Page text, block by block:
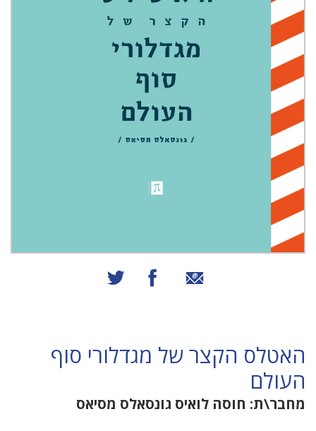
שיתוף באמצעות אימייל
שיתוף בפייסבוק
האטלס הקצר של מגדלורי סוף
העולם
מחבר\ת: חוסה לואיס גונסאלס מסיאס